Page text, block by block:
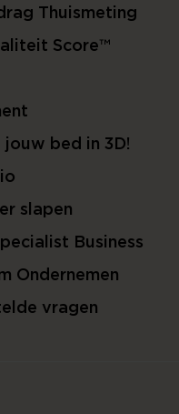
Thuismeting
Score™
bed in 3D!
slapen
Business
Ondernemen
vragen